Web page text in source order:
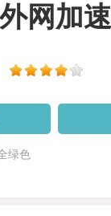
网加速
绿色